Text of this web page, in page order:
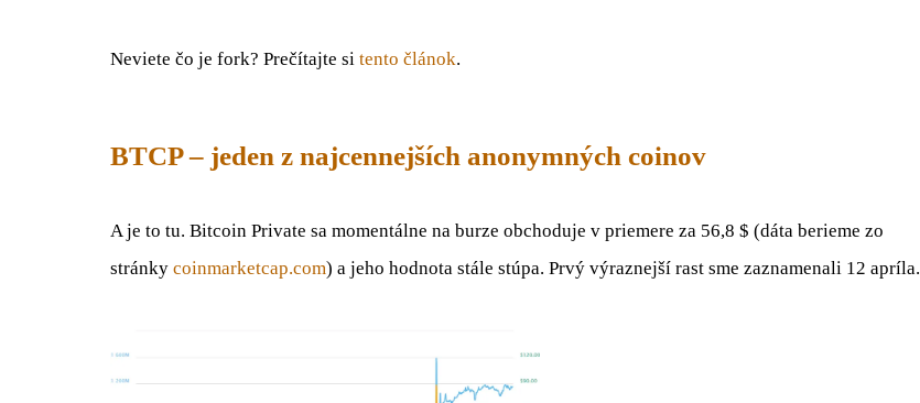
Neviete čo je fork? Prečítajte si tento článok.
BTCP – jeden z najcennejších anonymných coinov
A je to tu. Bitcoin Private sa momentálne na burze obchoduje v priemere za 56,8 $ (dáta berieme zo
stránky coinmarketcap.com) a jeho hodnota stále stúpa. Prvý výraznejší rast sme zaznamenali 12 apríla.